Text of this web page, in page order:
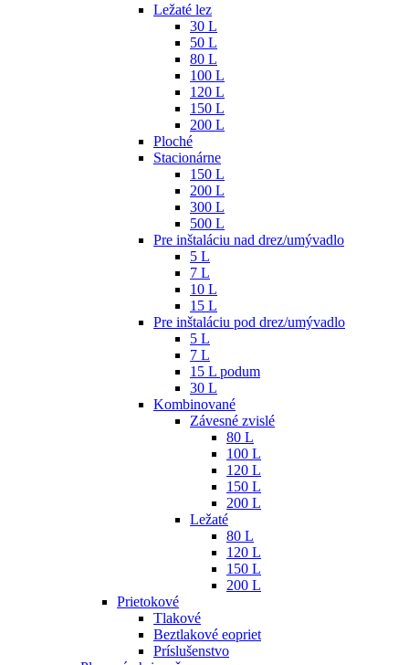
Ležaté lez
30 L
50 L
80 L
100 L
120 L
150 L
200 L
Ploché
Stacionárne
150 L
200 L
300 L
500 L
Pre inštaláciu nad drez/umývadlo
5 L
7 L
10 L
15 L
Pre inštaláciu pod drez/umývadlo
5 L
7 L
15 L podum
30 L
Kombinované
Závesné zvislé
80 L
100 L
120 L
150 L
200 L
Ležaté
80 L
120 L
150 L
200 L
Prietokové
Tlakové
Beztlakové eopriet
Príslušenstvo